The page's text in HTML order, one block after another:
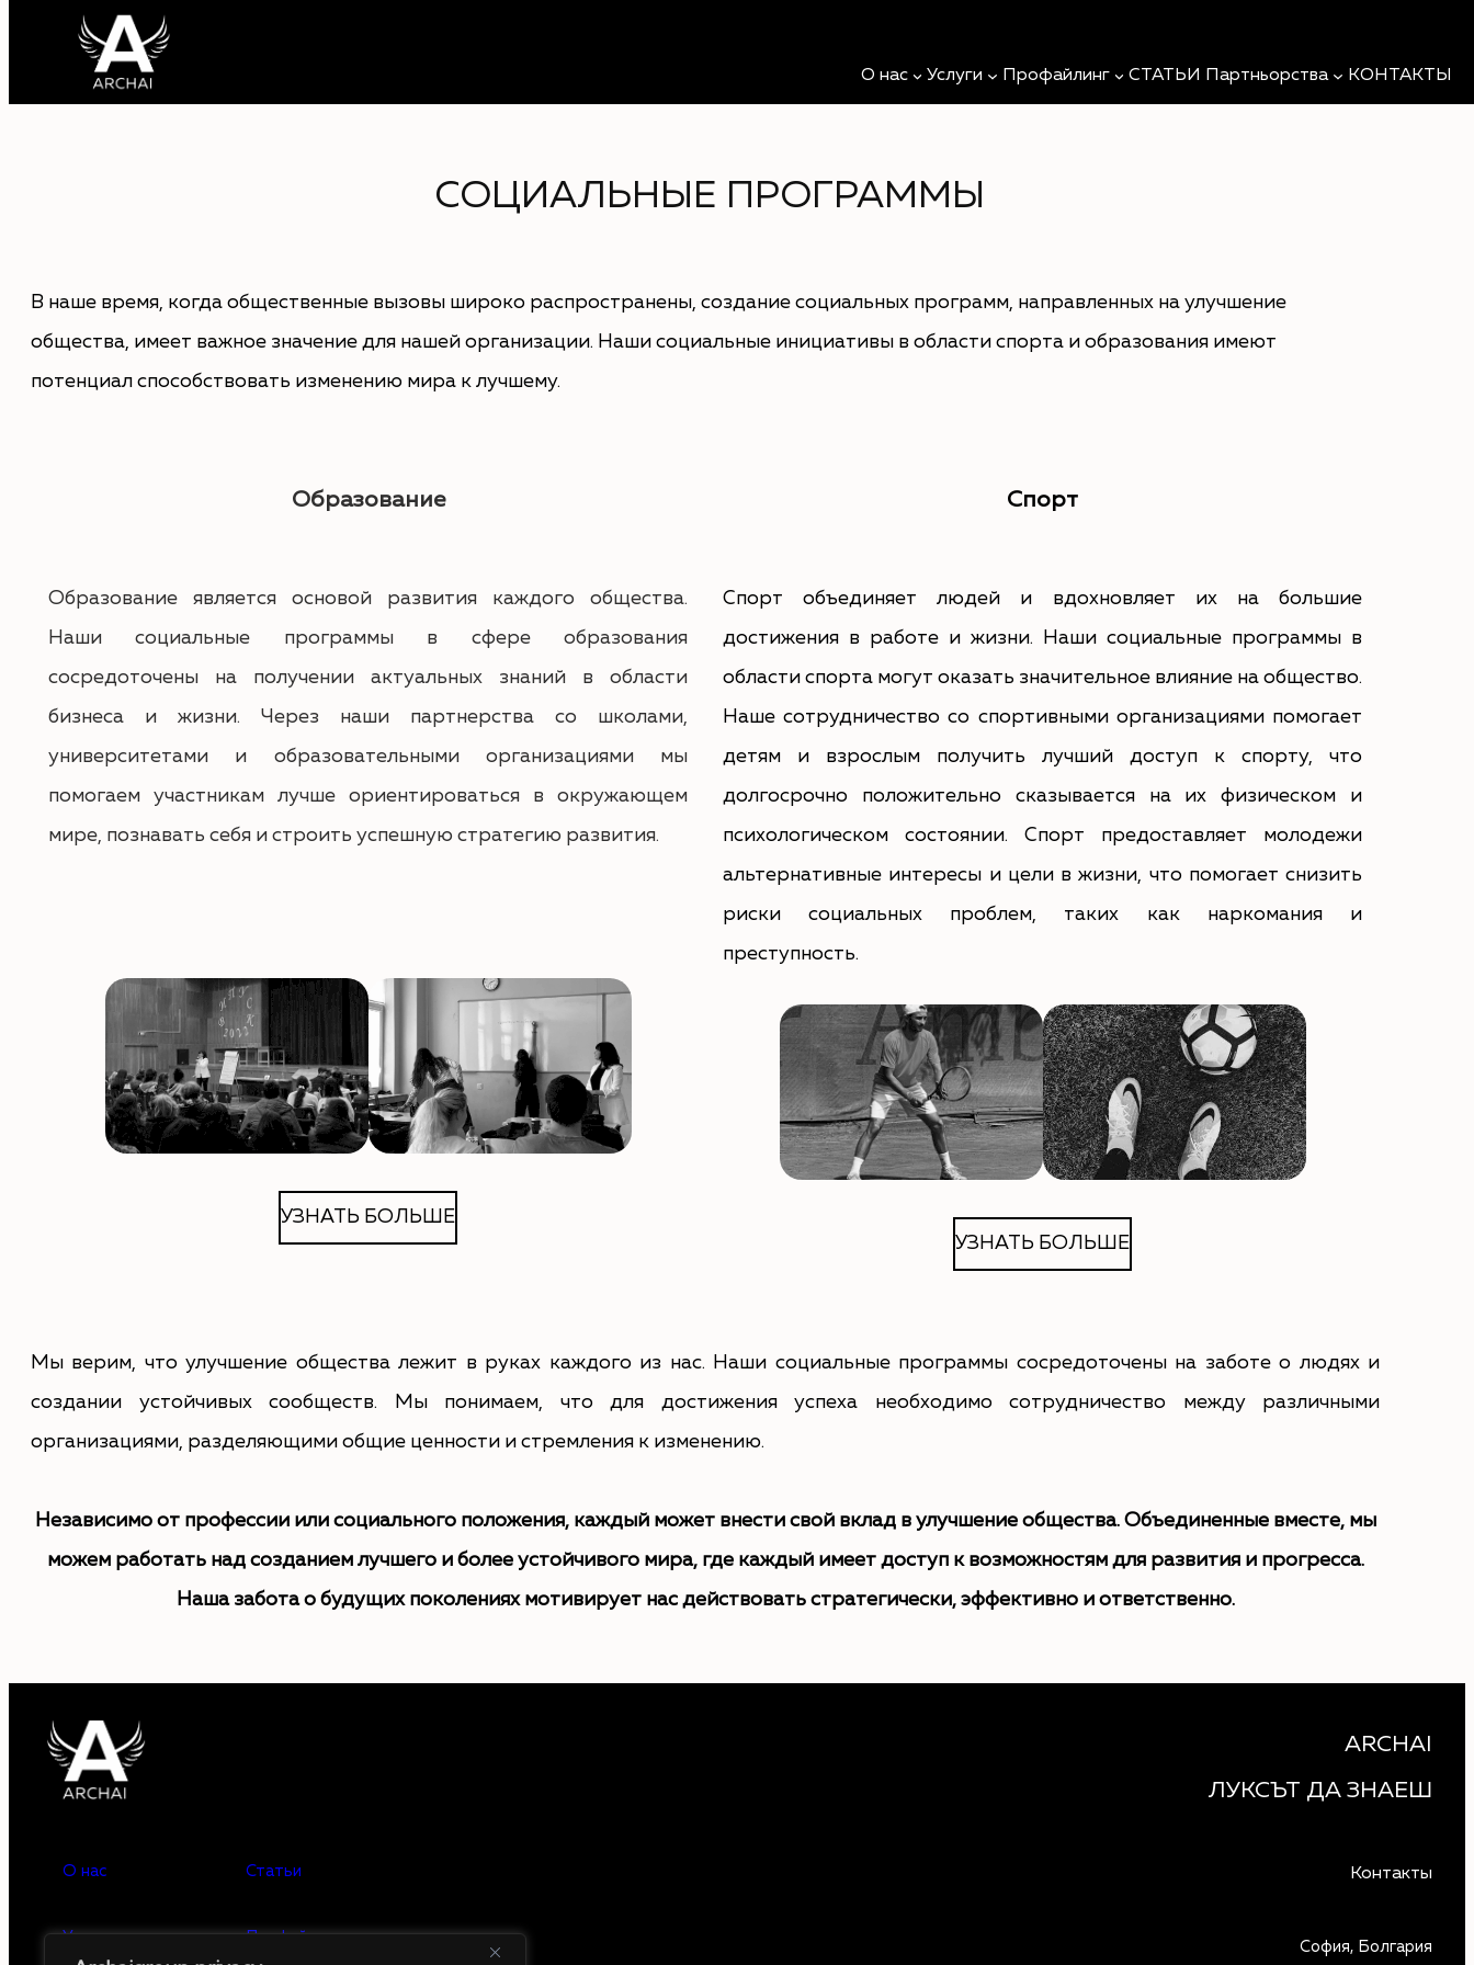
Перейти
О нас Услуги Профайлинг СТАТЬИ Партньорства КОНТАКТЫ
СОЦИАЛЬНЫЕ ПРОГРАММЫ
В наше время, когда общественные вызовы широко распространены, создание социальных программ, направленных на улучшение
общества, имеет важное значение для нашей организации. Наши социальные инициативы в области спорта и образования имеют
потенциал способствовать изменению мира к лучшему.
Образование
Образование является основой развития каждого общества.
Наши социальные программы в сфере образования
сосредоточены на получении актуальных знаний в области
бизнеса и жизни. Через наши партнерства со школами,
университетами и образовательными организациями мы
помогаем участникам лучше ориентироваться в окружающем
мире, познавать себя и строить успешную стратегию развития.
УЗНАТЬ БОЛЬШЕ
Спорт
Спорт объединяет людей и вдохновляет их на большие
достижения в работе и жизни. Наши социальные программы в
области спорта могут оказать значительное влияние на общество.
Наше сотрудничество со спортивными организациями помогает
детям и взрослым получить лучший доступ к спорту, что
долгосрочно положительно сказывается на их физическом и
психологическом состоянии. Спорт предоставляет молодежи
альтернативные интересы и цели в жизни, что помогает снизить
риски социальных проблем, таких как наркомания и
преступность.
УЗНАТЬ БОЛЬШЕ
Мы верим, что улучшение общества лежит в руках каждого из нас. Наши социальные программы сосредоточены на заботе о людях и
создании устойчивых сообществ. Мы понимаем, что для достижения успеха необходимо сотрудничество между различными
организациями, разделяющими общие ценности и стремления к изменению.
Независимо от профессии или социального положения, каждый может внести свой вклад в улучшение общества. Объединенные вместе, мы
можем работать над созданием лучшего и более устойчивого мира, где каждый имеет доступ к возможностям для развития и прогресса.
Наша забота о будущих поколениях мотивирует нас действовать стратегически, эффективно и ответственно.
ARCHAI
ЛУКСЪТ ДА ЗНАЕШ
О нас
Услуги
Статьи
Профайлинг
Контакты
София, Болгария